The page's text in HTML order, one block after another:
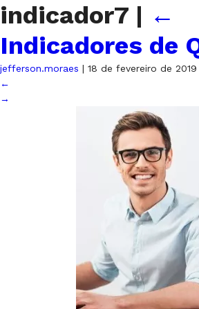
indicador7 | ←
Indicadores de
jefferson.moraes | 18 de fevereiro de 2019
←
→